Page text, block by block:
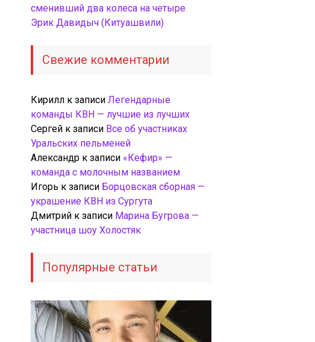
сменивший два колеса на четыре
Эрик Давидыч (Китуашвили)
Свежие комментарии
Кирилл к записи Легендарные
команды КВН — лучшие из лучших
Сергей к записи Все об участниках
Уральских пельменей
Александр к записи «Кефир» —
команда с молочным названием
Игорь к записи Борцовская сборная —
украшение КВН из Сургута
Дмитрий к записи Марина Бугрова —
участница шоу Холостяк
Популярные статьи